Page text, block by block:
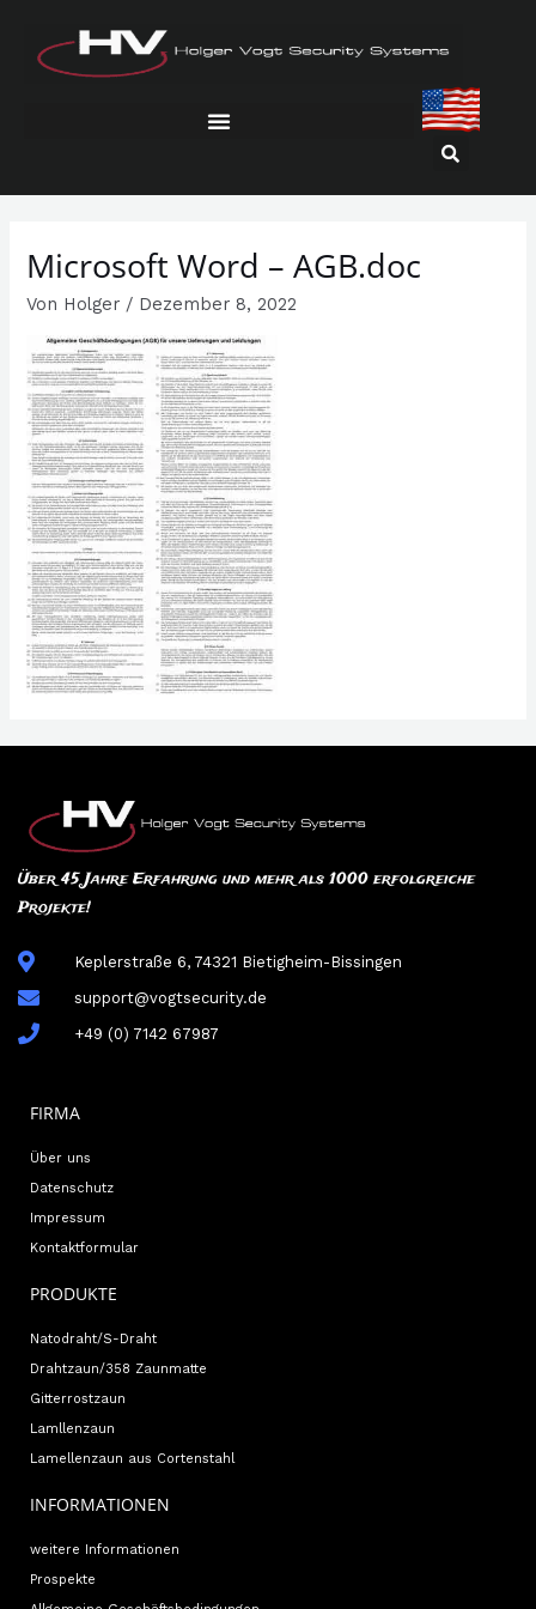
Inhalt
springen
Microsoft Word – AGB.doc
Von Holger / Dezember 8, 2022
Über 45 Jahre Erfahrung und mehr als 1000 erfolgreiche
Projekte!
Keplerstraße 6, 74321 Bietigheim-Bissingen
support@vogtsecurity.de
+49 (0) 7142 67987
FIRMA
Über uns
Datenschutz
Impressum
Kontaktformular
PRODUKTE
Natodraht/S-Draht
Drahtzaun/358 Zaunmatte
Gitterrostzaun
Lamllenzaun
Lamellenzaun aus Cortenstahl
INFORMATIONEN
weitere Informationen
Prospekte